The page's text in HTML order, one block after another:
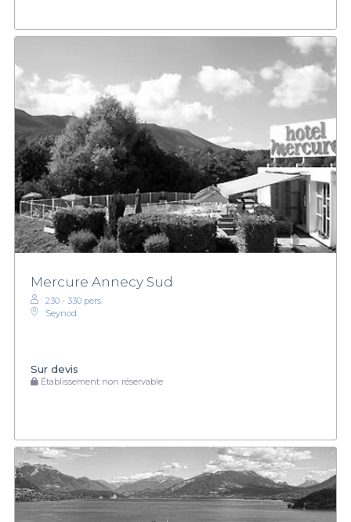
Mercure Annecy Sud
230 - 330 pers.
Seynod
Sur devis
Établissement non réservable